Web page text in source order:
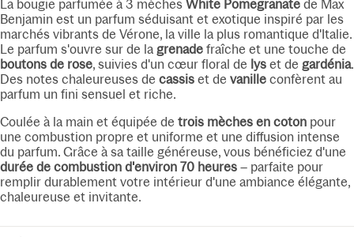
La bougie parfumée à 3 mèches White Pomegranate de Max
Benjamin est un parfum séduisant et exotique inspiré par les
marchés vibrants de Vérone, la ville la plus romantique d'Italie.
Le parfum s'ouvre sur de la grenade fraîche et une touche de
boutons de rose, suivies d'un cœur floral de lys et de gardénia.
Des notes chaleureuses de cassis et de vanille confèrent au
parfum un fini sensuel et riche.
Coulée à la main et équipée de trois mèches en coton pour
une combustion propre et uniforme et une diffusion intense
du parfum. Grâce à sa taille généreuse, vous bénéficiez d'une
durée de combustion d'environ 70 heures – parfaite pour
remplir durablement votre intérieur d'une ambiance élégante,
chaleureuse et invitante.